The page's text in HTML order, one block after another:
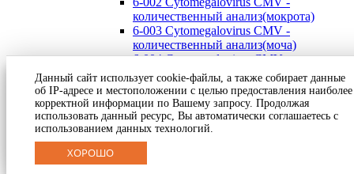
количественный анализ(мокрота)
6-003 Cytomegalovirus CMV -
количественный анализ(моча)
6-004 Cytomegalovirus CMV -
количественный анализ(ротоглотка)
6-005 Cytomegalovirus CMV -
количественный анализ(секрет
простаты)
6-006 Cytomegalovirus CMV —
количественный анализ(слюна)
Данный сайт использует cookie-файлы, а также собирает данные
об IP-адресе и местоположении с целью предоставления наиболее
корректной информации по Вашему запросу. Продолжая
использовать данный ресурс, Вы автоматически соглашаетесь с
использованием данных технологий.
ХОРОШО